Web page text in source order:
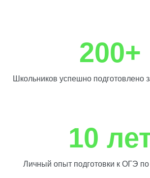
200+
Школьников успешно подготовлено
10
Личный опыт подготовки к ОГЭ по